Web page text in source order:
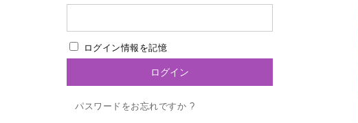
ログイン情報を記憶
パスワードをお忘れですか ?